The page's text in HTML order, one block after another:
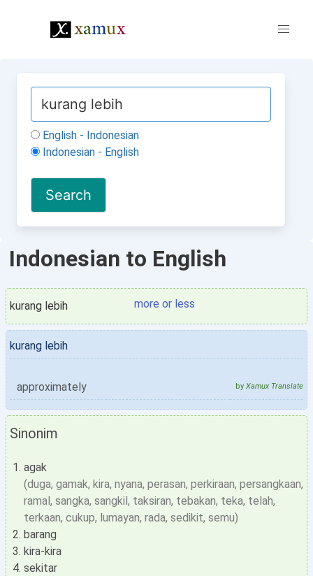
English - Indonesian
Indonesian - English
Indonesian to English
kurang lebih more or less
kurang lebih
approximately by Xamux Translate
Sinonim
agak
(duga, gamak, kira, nyana, perasan, perkiraan, persangkaan,
ramal, sangka, sangkil, taksiran, tebakan, teka, telah,
terkaan, cukup, lumayan, rada, sedikit, semu)
barang
kira-kira
sekitar